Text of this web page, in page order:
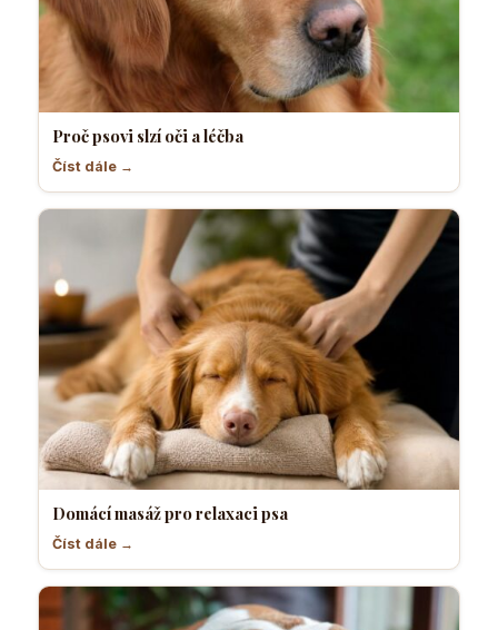
Proč psovi slzí oči a léčba
Číst dále →
Domácí masáž pro relaxaci psa
Číst dále →